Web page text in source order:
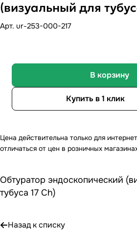
(визуальный для
Арт. ur-253-000-217
В корзину
Купить в 1 клик
Цена действительна только для
отличаться от цен в розничных
Обтуратор эндоскопический
тубуса 17 Ch)
Назад к списку